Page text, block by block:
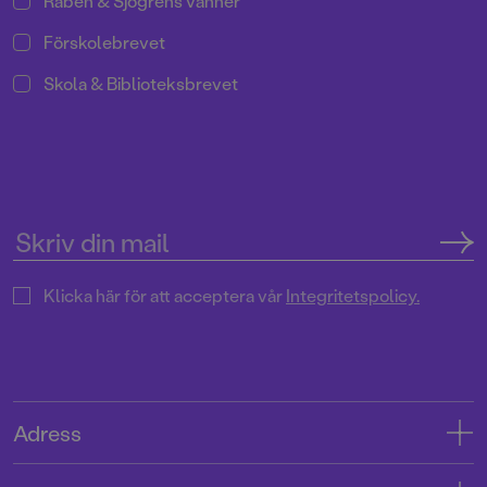
Förskolebrevet
Skola & Biblioteksbrevet
Klicka här för att acceptera vårIntegritetspolicy.
Adress